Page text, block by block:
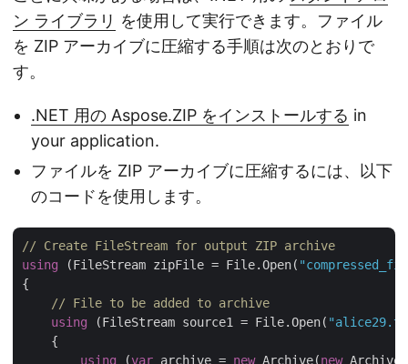
ン ライブラリ を使用して実行できます。ファイル
を ZIP アーカイブに圧縮する手順は次のとおりで
す。
.NET 用の Aspose.ZIP をインストールする in
your application.
ファイルを ZIP アーカイブに圧縮するには、以下
のコードを使用します。
// Create FileStream for output ZIP archive
using (FileStream zipFile = File.Open(
{
// File to be added to archive
using (FileStream source1 = File.Open(
    {
using (var archive = new Archive(new